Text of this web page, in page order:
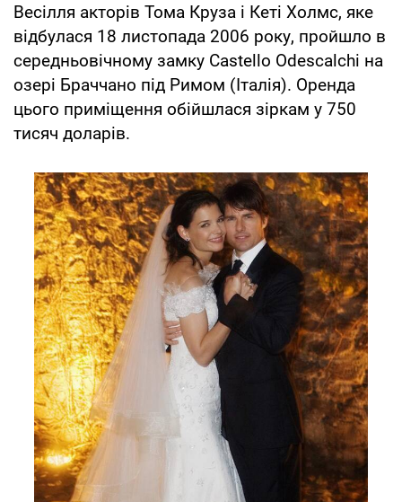
Весілля акторів Тома Круза і Кеті Холмс, яке
відбулася 18 листопада 2006 року, пройшло в
середньовічному замку Castello Odescalchi на
озері Браччано під Римом (Італія). Оренда
цього приміщення обійшлася зіркам у 750
тисяч доларів.